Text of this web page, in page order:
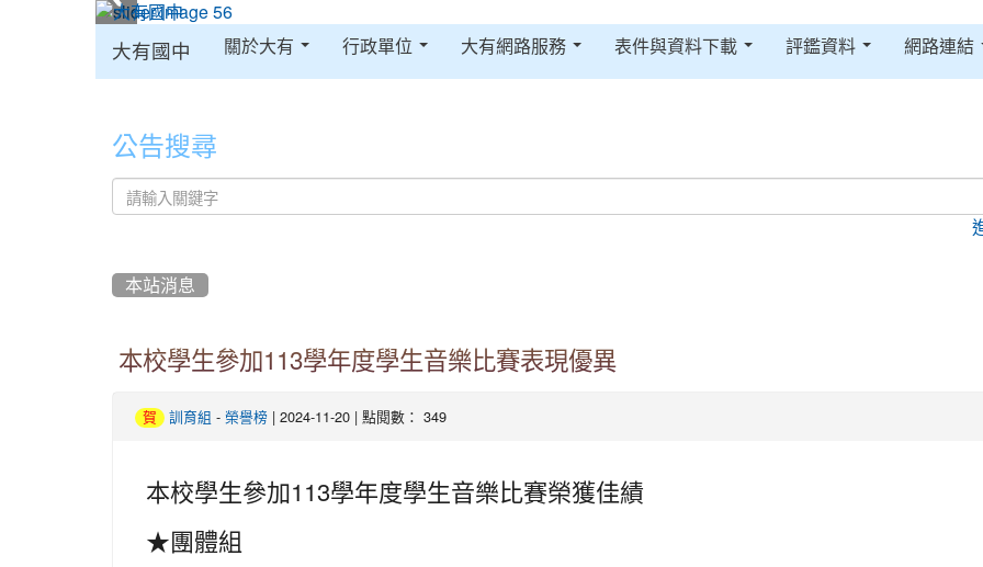
大有國中 關於大有 行政單位 大有網路服務 表件與資料下載 評鑑資料 網路連結
公告搜尋
本站消息
本校學生參加113學年度學生音樂比賽表現優異
賀 訓育組 - 榮譽榜 | 2024-11-20 | 點閱數： 349
本校學生參加113學年度學生音樂比賽榮獲佳績
★團體組